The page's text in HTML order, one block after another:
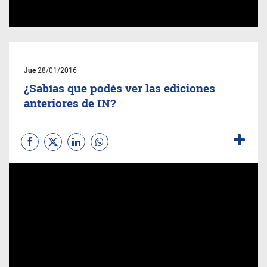
Jue28/01/2016
¿Sabías que podés ver las ediciones
anteriores de IN?